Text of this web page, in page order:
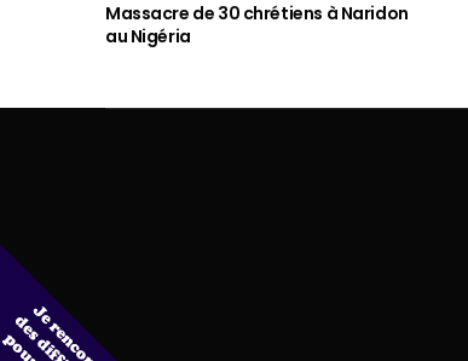
Massacre de 30 chrétiens à Naridon
au Nigéria